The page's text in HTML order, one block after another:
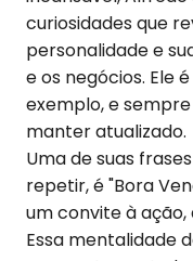
curiosidades que
personalidade e
e os negócios. Ele
exemplo, e
manter atualizado.
Uma de suas
repetir, é "Bora
um convite à
Essa mentalidade